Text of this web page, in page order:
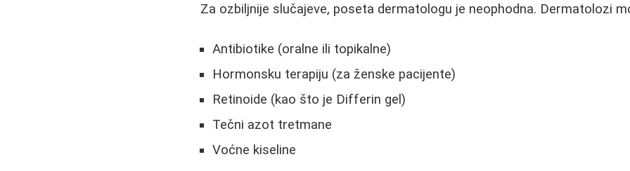
Za ozbiljnije slučajeve, poseta dermatologu je neophodna. Dermatolozi
Antibiotike (oralne ili topikalne)
Hormonsku terapiju (za ženske pacijente)
Retinoide (kao što je Differin gel)
Tečni azot tretmane
Voćne kiseline